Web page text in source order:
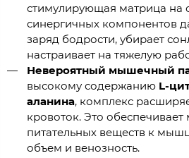
стимулирующая матрица на
синергичных компонентов
заряд бодрости, убирает
настраивает на тяжелую
Невероятный мышечный
высокому содержанию L-
аланина, комплекс
кровоток. Это
питательных веществ к
объем и венозность.